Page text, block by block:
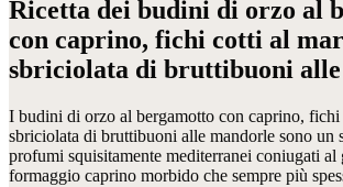
Ricetta dei budini di orzo al
con caprino, fichi cotti al
sbriciolata di bruttibuoni
I budini di orzo al bergamotto con caprino,
sbriciolata di bruttibuoni alle mandorle sono un
profumi squisitamente mediterranei coniugati al
formaggio caprino morbido che sempre più